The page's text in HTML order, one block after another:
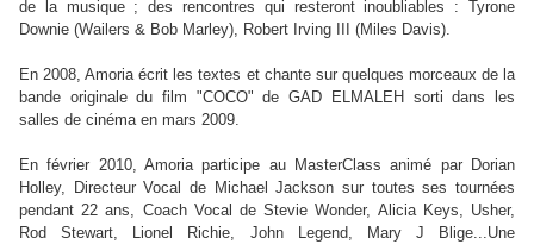
de la musique ; des rencontres qui resteront inoubliables : Tyrone
Downie (Wailers & Bob Marley), Robert Irving III (Miles Davis).
En 2008, Amoria écrit les textes et chante sur quelques morceaux de la
bande originale du film "COCO" de GAD ELMALEH sorti dans les
salles de cinéma en mars 2009.
En février 2010, Amoria participe au MasterClass animé par Dorian
Holley, Directeur Vocal de Michael Jackson sur toutes ses tournées
pendant 22 ans, Coach Vocal de Stevie Wonder, Alicia Keys, Usher,
Rod Stewart, Lionel Richie, John Legend, Mary J Blige...Une